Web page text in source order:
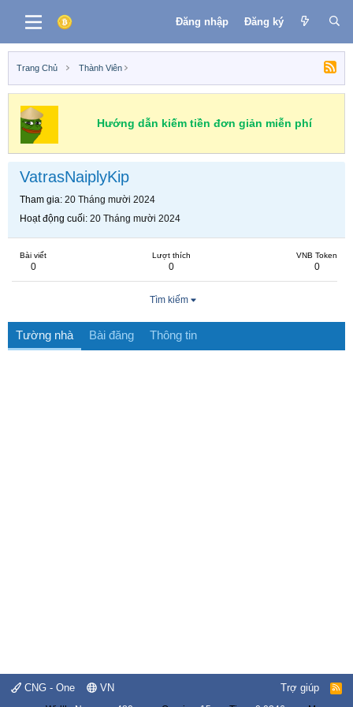
Đăng nhập Đăng ký
Trang Chủ Thành Viên
Hướng dẫn kiếm tiền đơn giản miễn phí
VatrasNaiplyKip
Tham gia 20 Tháng mười 2024
Hoạt động cuối 20 Tháng mười 2024
Bài viết
0
Lượt thích
0
VNB Token
0
Tìm kiếm
Tường nhà Bài đăng Thông tin
CNG - One VN Trợ giúp
R